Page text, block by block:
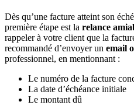
Dès qu’une facture atteint son
première étape est la relance
rappeler à votre client que la
recommandé d’envoyer un email
professionnel, en mentionnant :
Le numéro de la facture
La date d’échéance initiale
Le montant dû